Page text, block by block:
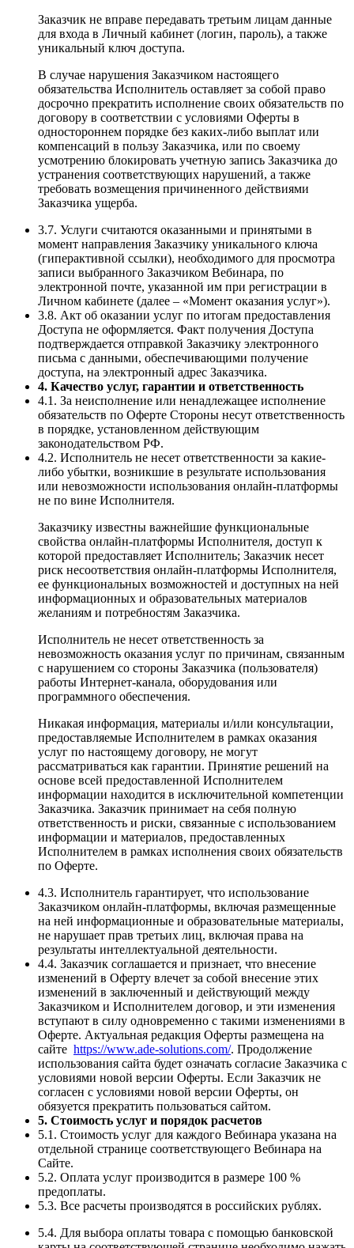
Заказчик не вправе передавать третьим лицам данные
для входа в Личный кабинет (логин, пароль), а также
уникальный ключ доступа.
В случае нарушения Заказчиком настоящего
обязательства Исполнитель оставляет за собой право
досрочно прекратить исполнение своих обязательств по
договору в соответствии с условиями Оферты в
одностороннем порядке без каких-либо выплат или
компенсаций в пользу Заказчика, или по своему
усмотрению блокировать учетную запись Заказчика до
устранения соответствующих нарушений, а также
требовать возмещения причиненного действиями
Заказчика ущерба.
3.7. Услуги считаются оказанными и принятыми в
момент направления Заказчику уникального ключа
(гиперактивной ссылки), необходимого для просмотра
записи выбранного Заказчиком Вебинара, по
электронной почте, указанной им при регистрации в
Личном кабинете (далее – «Момент оказания услуг»).
3.8. Акт об оказании услуг по итогам предоставления
Доступа не оформляется. Факт получения Доступа
подтверждается отправкой Заказчику электронного
письма с данными, обеспечивающими получение
доступа, на электронный адрес Заказчика.
4. Качество услуг, гарантии и ответственность
4.1. За неисполнение или ненадлежащее исполнение
обязательств по Оферте Стороны несут ответственность
в порядке, установленном действующим
законодательством РФ.
4.2. Исполнитель не несет ответственности за какие-
либо убытки, возникшие в результате использования
или невозможности использования онлайн-платформы
не по вине Исполнителя.
Заказчику известны важнейшие функциональные
свойства онлайн-платформы Исполнителя, доступ к
которой предоставляет Исполнитель; Заказчик несет
риск несоответствия онлайн-платформы Исполнителя,
ее функциональных возможностей и доступных на ней
информационных и образовательных материалов
желаниям и потребностям Заказчика.
Исполнитель не несет ответственность за
невозможность оказания услуг по причинам, связанным
с нарушением со стороны Заказчика (пользователя)
работы Интернет-канала, оборудования или
программного обеспечения.
Никакая информация, материалы и/или консультации,
предоставляемые Исполнителем в рамках оказания
услуг по настоящему договору, не могут
рассматриваться как гарантии. Принятие решений на
основе всей предоставленной Исполнителем
информации находится в исключительной компетенции
Заказчика. Заказчик принимает на себя полную
ответственность и риски, связанные с использованием
информации и материалов, предоставленных
Исполнителем в рамках исполнения своих обязательств
по Оферте.
4.3. Исполнитель гарантирует, что использование
Заказчиком онлайн-платформы, включая размещенные
на ней информационные и образовательные материалы,
не нарушает прав третьих лиц, включая права на
результаты интеллектуальной деятельности.
4.4. Заказчик соглашается и признает, что внесение
изменений в Оферту влечет за собой внесение этих
изменений в заключенный и действующий между
Заказчиком и Исполнителем договор, и эти изменения
вступают в силу одновременно с такими изменениями в
Оферте. Актуальная редакция Оферты размещена на
сайте https://www.ade-solutions.com/. Продолжение
использования сайта будет означать согласие Заказчика с
условиями новой версии Оферты. Если Заказчик не
согласен с условиями новой версии Оферты, он
обязуется прекратить пользоваться сайтом.
5. Стоимость услуг и порядок расчетов
5.1. Стоимость услуг для каждого Вебинара указана на
отдельной странице соответствующего Вебинара на
Сайте.
5.2. Оплата услуг производится в размере 100 %
предоплаты.
5.3. Все расчеты производятся в российских рублях.
5.4. Для выбора оплаты товара с помощью банковской